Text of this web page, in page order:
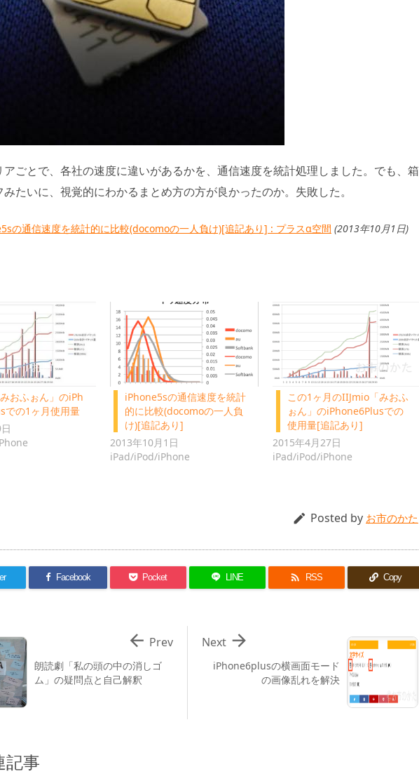
アごとで、各社の速度に違いがあるかを、通信速度を統計処理しました。でも、箱
みたいに、視覚的にわかるまとめ方の方が良かったのか。失敗した。
の通信速度を統計的に比較(docomoの一人負け)[追記あり] : プラスα空間 (2013年10月1日)
おふぉん」のiPh
での1ヶ月使用量
iPhone5sの通信速度を統計
的に比較(docomoの一人負
け)[追記あり]
2013年10月1日
iPad/iPod/iPhone
この1ヶ月のIIJmio「みおふ
ぉん」のiPhone6Plusでの
使用量[追記あり]
2015年4月27日
iPad/iPod/iPhone
 Posted by お市のかた
Facebook Pocket LINE  RSS Copy
iPhone6plusの横画面モード
の画像乱れを解決

Next
朗読劇「私の頭の中の消しゴ
ム」の疑問点と自己解釈
 Prev
記事